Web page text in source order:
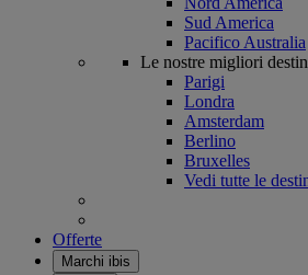
Sud America
Pacifico Australia
Le nostre migliori
Parigi
Londra
Amsterdam
Berlino
Bruxelles
Vedi tutte le
Offerte
Marchi ibis